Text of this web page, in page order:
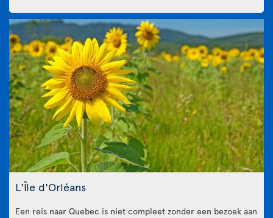
L'Île d'Orléans
Een reis naar Quebec is niet compleet zonder een bezoek aan